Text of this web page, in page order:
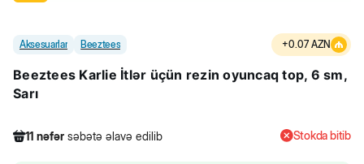
Aksesuarlar Beeztees +0.07 AZN
Beeztees Karlie İtlər üçün rezin oyuncaq top, 6 sm,
Sarı
11 nəfər səbətə əlavə edilib
Stokda bitib